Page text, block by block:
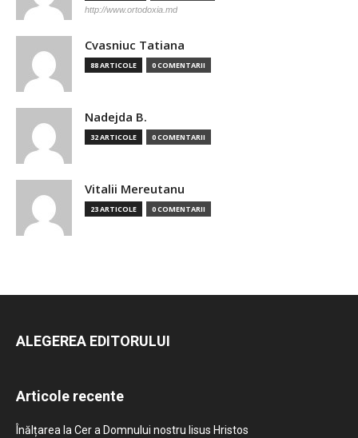
http://www.ortodoxia.md
Cvasniuc Tatiana
88 ARTICOLE 0 COMENTARII
Nadejda B.
32 ARTICOLE 0 COMENTARII
Vitalii Mereutanu
23 ARTICOLE 0 COMENTARII
ALEGEREA EDITORULUI
Articole recente
Înălțarea la Cer a Domnului nostru Iisus Hristos